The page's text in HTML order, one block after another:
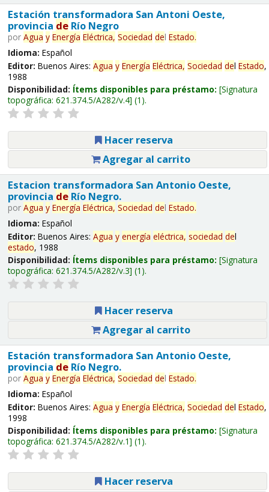
Estación transformadora San Antoni Oeste,
provincia deRío Negro
por Agua y Energía Eléctrica, Sociedad del Estado.
Idioma: Español
Editor: Buenos Aires: Agua y Energía Eléctrica, Sociedad del Estado,
1988
Disponibilidad: Ítems disponibles para préstamo: Signatura
topográfica: 621.374.5/A282/v.4 (1).
Hacer reserva
Agregar al carrito
Estacion transformadora San Antonio Oeste,
provincia deRío Negro.
por Agua y Energía Eléctrica, Sociedad del Estado.
Idioma: Español
Editor: Buenos Aires: Agua y energía eléctrica, sociedad del
estado, 1988
Disponibilidad: Ítems disponibles para préstamo: Signatura
topográfica: 621.374.5/A282/v.3 (1).
Hacer reserva
Agregar al carrito
Estación transformadora San Antonio Oeste,
provincia deRío Negro.
por Agua y Energía Eléctrica, Sociedad del Estado.
Idioma: Español
Editor: Buenos Aires: Agua y Energía Eléctrica, Sociedad del Estado,
1998
Disponibilidad: Ítems disponibles para préstamo: Signatura
topográfica: 621.374.5/A282/v.1 (1).
Hacer reserva